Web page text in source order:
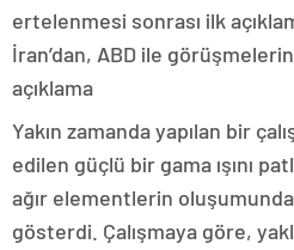
İran’dan, ABD ile
açıklama
Yakın zamanda yapılan bir
edilen güçlü bir gama ışını
ağır elementlerin
gösterdi. Çalışmaya göre,